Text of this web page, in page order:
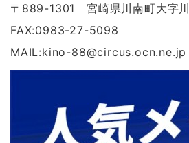
〒889-1301 宮崎県川南町大字
FAX:0983-27-5098
MAIL:kino-88@circus.ocn.ne.jp